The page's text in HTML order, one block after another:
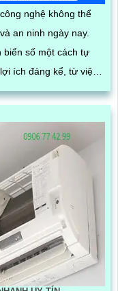
nghệ không thể
an ninh ngày nay.
biển số một cách tự
ích đáng kể, từ việc
quả an ninh